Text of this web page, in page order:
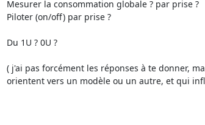
Mesurer la consommation globale ? par prise ?
Piloter (on/off) par prise ?
Du 1U ? 0U ?
( j'ai pas forcément les réponses à te donner,
orientent vers un modèle ou un autre, et qui